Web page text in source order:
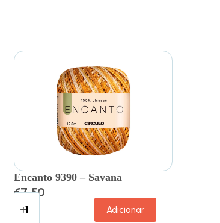
Encanto 9390 – Savana
€7.50
Adicionar